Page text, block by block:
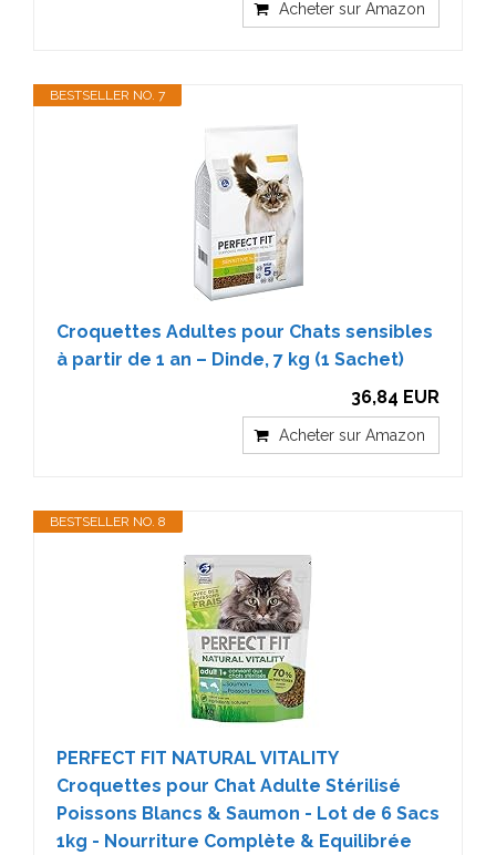
Acheter sur Amazon
BESTSELLER NO. 7
Croquettes Adultes pour Chats sensibles
à partir de 1 an – Dinde, 7 kg (1 Sachet)
36,84 EUR
Acheter sur Amazon
BESTSELLER NO. 8
PERFECT FIT NATURAL VITALITY
Croquettes pour Chat Adulte Stérilisé
Poissons Blancs & Saumon - Lot de 6 Sacs
1kg - Nourriture Complète & Equilibrée